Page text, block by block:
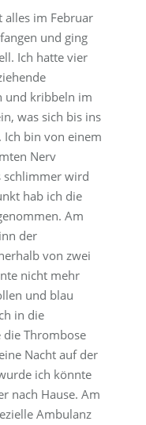
alles im Februar
und ging
Ich hatte vier
und kribbeln im
was sich bis ins
Ich bin von einem
Nerv
schlimmer wird
hab ich die
Am
der
von zwei
nicht mehr
und blau
in die
Thrombose
Nacht auf der
ich könnte
nach Hause. Am
Ambulanz